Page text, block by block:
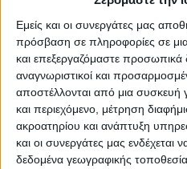
Εμείς και οι συνεργάτες μας
πρόσβαση σε πληροφορίες σε
και επεξεργαζόμαστε
αναγνωριστικοί και
αποστέλλονται από μια συσκευή
και περιεχόμενο, μέτρηση
ακροατηρίου και ανάπτυξη
και οι συνεργάτες μας ενδέχεται
δεδομένα γεωγραφικής
UNICEF: Η τραγική ζωή των
χώρες
YouTube: Τι αλλάζει στα
Άγγελοι της Χαράς: Βάλσαμο